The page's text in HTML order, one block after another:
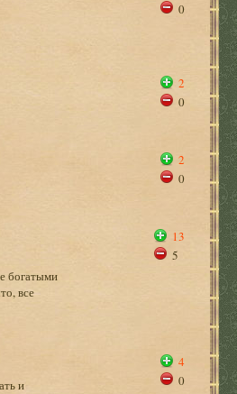
0
2
0
2
0
богатыми
все
13
5
и
4
0